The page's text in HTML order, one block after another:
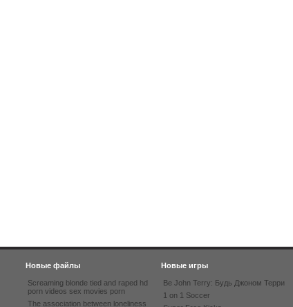
Новые файлы
Screaming blonde tied and raped hd
porn videos sex movies porn
The association between loneliness
Новые игры
Be John Terry: Будь Джоном Терри
1 on 1 Soccer